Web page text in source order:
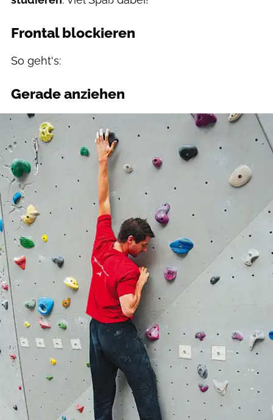
Frontal blockieren
So geht's:
Gerade anziehen